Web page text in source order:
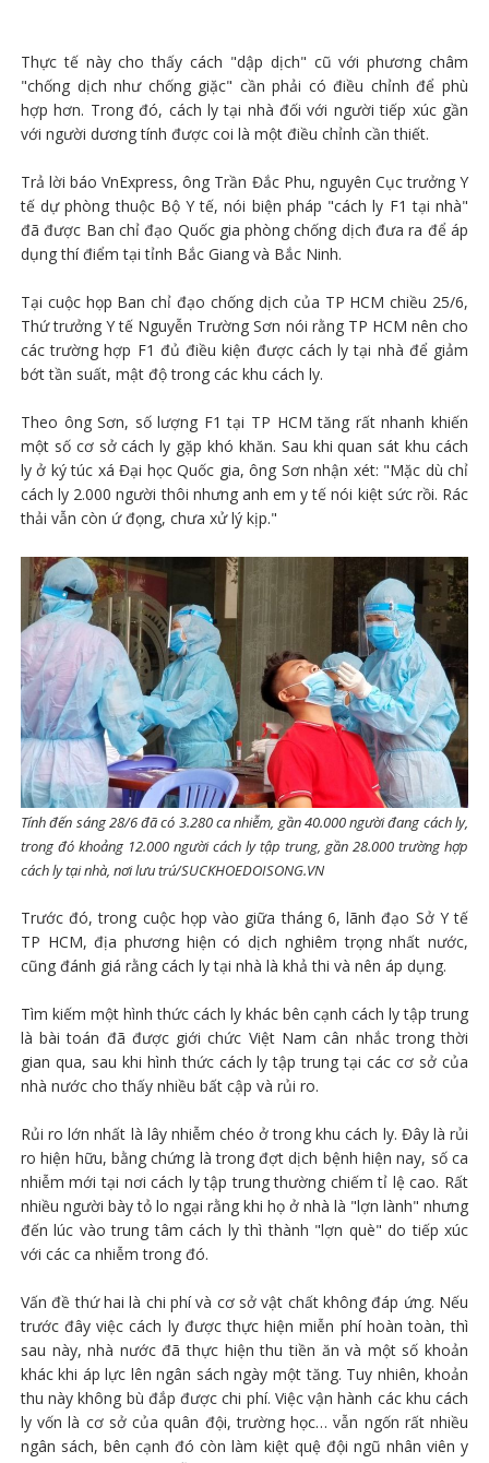
Thực tế này cho thấy cách "dập dịch" cũ với phương châm
"chống dịch như chống giặc" cần phải có điều chỉnh để phù
hợp hơn. Trong đó, cách ly tại nhà đối với người tiếp xúc gần
với người dương tính được coi là một điều chỉnh cần thiết.
Trả lời báo VnExpress, ông Trần Đắc Phu, nguyên Cục trưởng Y
tế dự phòng thuộc Bộ Y tế, nói biện pháp "cách ly F1 tại nhà"
đã được Ban chỉ đạo Quốc gia phòng chống dịch đưa ra để áp
dụng thí điểm tại tỉnh Bắc Giang và Bắc Ninh.
Tại cuộc họp Ban chỉ đạo chống dịch của TP HCM chiều 25/6,
Thứ trưởng Y tế Nguyễn Trường Sơn nói rằng TP HCM nên cho
các trường hợp F1 đủ điều kiện được cách ly tại nhà để giảm
bớt tần suất, mật độ trong các khu cách ly.
Theo ông Sơn, số lượng F1 tại TP HCM tăng rất nhanh khiến
một số cơ sở cách ly gặp khó khăn. Sau khi quan sát khu cách
ly ở ký túc xá Đại học Quốc gia, ông Sơn nhận xét: "Mặc dù chỉ
cách ly 2.000 người thôi nhưng anh em y tế nói kiệt sức rồi. Rác
thải vẫn còn ứ đọng, chưa xử lý kịp."
Tính đến sáng 28/6 đã có 3.280 ca nhiễm, gần 40.000 người đang cách ly,
trong đó khoảng 12.000 người cách ly tập trung, gần 28.000 trường hợp
cách ly tại nhà, nơi lưu trú​/SUCKHOEDOISONG.VN
Trước đó, trong cuộc họp vào giữa tháng 6, lãnh đạo Sở Y tế
TP HCM, địa phương hiện có dịch nghiêm trọng nhất nước,
cũng đánh giá rằng cách ly tại nhà là khả thi và nên áp dụng.
Tìm kiếm một hình thức cách ly khác bên cạnh cách ly tập trung
là bài toán đã được giới chức Việt Nam cân nhắc trong thời
gian qua, sau khi hình thức cách ly tập trung tại các cơ sở của
nhà nước cho thấy nhiều bất cập và rủi ro.
Rủi ro lớn nhất là lây nhiễm chéo ở trong khu cách ly. Đây là rủi
ro hiện hữu, bằng chứng là trong đợt dịch bệnh hiện nay, số ca
nhiễm mới tại nơi cách ly tập trung thường chiếm tỉ lệ cao. Rất
nhiều người bày tỏ lo ngại rằng khi họ ở nhà là "lợn lành" nhưng
đến lúc vào trung tâm cách ly thì thành "lợn què" do tiếp xúc
với các ca nhiễm trong đó.
Vấn đề thứ hai là chi phí và cơ sở vật chất không đáp ứng. Nếu
trước đây việc cách ly được thực hiện miễn phí hoàn toàn, thì
sau này, nhà nước đã thực hiện thu tiền ăn và một số khoản
khác khi áp lực lên ngân sách ngày một tăng. Tuy nhiên, khoản
thu này không bù đắp được chi phí. Việc vận hành các khu cách
ly vốn là cơ sở của quân đội, trường học… vẫn ngốn rất nhiều
ngân sách, bên cạnh đó còn làm kiệt quệ đội ngũ nhân viên y